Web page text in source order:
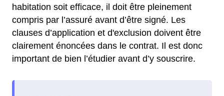
habitation soit efficace, il doit être pleinement
compris par l’assuré avant d’être signé. Les
clauses d’application et d'exclusion doivent être
clairement énoncées dans le contrat. Il est donc
important de bien l’étudier avant d’y souscrire.